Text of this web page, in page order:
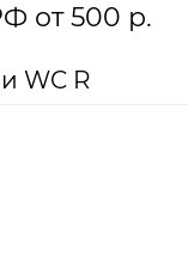
от 500 р.
WC R